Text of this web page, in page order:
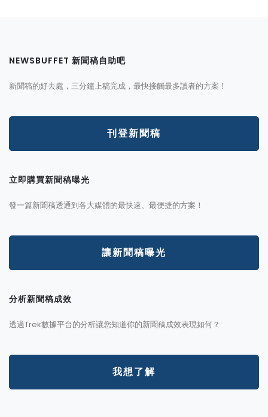
NEWSBUFFET 新聞稿自助吧
新聞稿的好去處，三分鐘上稿完成，最快接觸最多讀者的方案！
刊登新聞稿
立即購買新聞稿曝光
發一篇新聞稿透通到各大媒體的最快速、最便捷的方案！
讓新聞稿曝光
分析新聞稿成效
透過Trek數據平台的分析讓您知道你的新聞稿成效表現如何？
我想了解